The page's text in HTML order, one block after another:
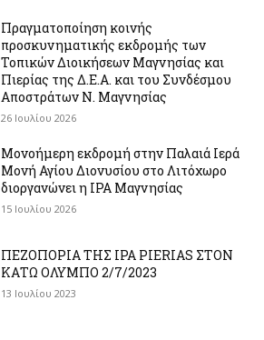
Πραγματοποίηση κοινής
προσκυνηματικής εκδρομής των
Τοπικών Διοικήσεων Μαγνησίας και
Πιερίας της Δ.Ε.Α. και του Συνδέσμου
Αποστράτων Ν. Μαγνησίας
26 Ιουλίου 2026
Μονοήμερη εκδρομή στην Παλαιά Ιερά
Μονή Αγίου Διονυσίου στο Λιτόχωρο
διοργανώνει η IPA Μαγνησίας
15 Ιουλίου 2026
ΠΕΖΟΠΟΡΙΑ ΤΗΣ IPA PIERIAS ΣΤΟΝ
ΚΑΤΩ ΟΛΥΜΠΟ 2/7/2023
13 Ιουλίου 2023